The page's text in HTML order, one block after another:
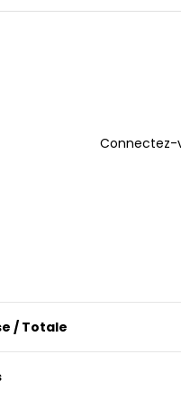
Connectez-
/ Totale